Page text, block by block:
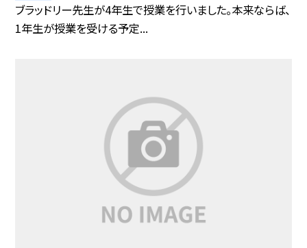
ブラッドリー先生が4年生で授業を行いました。本来ならば、
1年生が授業を受ける予定...